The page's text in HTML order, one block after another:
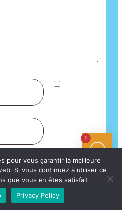
pour mon
prochain
pour vous garantir la meilleure
Si vous continuez à utiliser ce
que vous en êtes satisfait.
Privacy Policy
1